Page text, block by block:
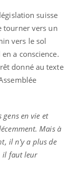
suisse
tourner vers un
vers le sol
a conscience.
donné au texte
en vie et
Mais à
il n'y a plus de
il faut leur